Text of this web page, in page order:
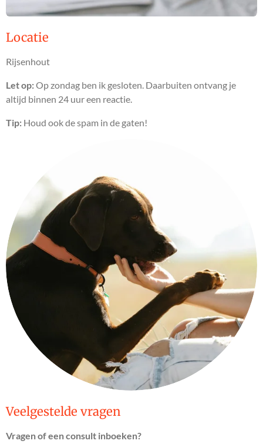
Locatie
Rijsenhout
Let op:Op zondag ben ik gesloten. Daarbuiten ontvang je
altijd binnen 24 uur een reactie.
Tip: Houd ook de spam in de gaten!
Veelgestelde vragen
Vragen of een consult inboeken?